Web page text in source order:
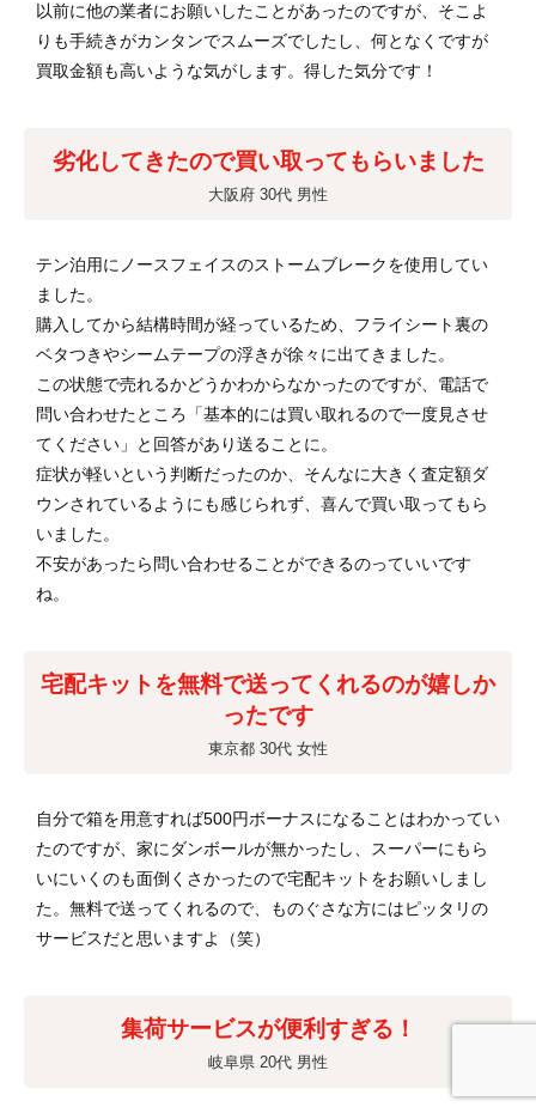
以前に他の業者にお願いしたことがあったのですが、そこよ
りも手続きがカンタンでスムーズでしたし、何となくですが
買取金額も高いような気がします。得した気分です！
劣化してきたので買い取ってもらいました
大阪府 30代 男性
テン泊用にノースフェイスのストームブレークを使用してい
ました。
購入してから結構時間が経っているため、フライシート裏の
ベタつきやシームテープの浮きが徐々に出てきました。
この状態で売れるかどうかわからなかったのですが、電話で
問い合わせたところ「基本的には買い取れるので一度見させ
てください」と回答があり送ることに。
症状が軽いという判断だったのか、そんなに大きく査定額ダ
ウンされているようにも感じられず、喜んで買い取ってもら
いました。
不安があったら問い合わせることができるのっていいです
ね。
宅配キットを無料で送ってくれるのが嬉しか
ったです
東京都 30代 女性
自分で箱を用意すれば500円ボーナスになることはわかってい
たのですが、家にダンボールが無かったし、スーパーにもら
いにいくのも面倒くさかったので宅配キットをお願いしまし
た。無料で送ってくれるので、ものぐさな方にはピッタリの
サービスだと思いますよ（笑）
集荷サービスが便利すぎる！
岐阜県 20代 男性